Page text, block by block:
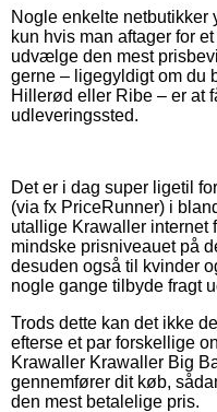
Nogle enkelte netbutikker
kun hvis man aftager for
udvælge den mest
gerne – ligegyldigt om du
Hillerød eller Ribe – er at
udleveringssted.
Det er i dag super ligetil
(via fx PriceRunner) i
utallige Krawaller internet
mindske prisniveauet på
desuden også til kvinder
nogle gange tilbyde fragt
Trods dette kan det ikke
efterse et par forskellige
Krawaller Krawaller Big
gennemfører dit køb,
den mest betalelige pris.